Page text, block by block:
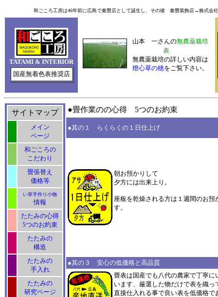
和ごころ工房は46年前に広島で秦畳店として誕生し、その後 秦畳装飾店→株式会
TATAMI & INTERIOR
国産無着色表推奨店
山本 一さんの無農薬栽培
表
無農薬栽培の詳しい内容は
燈心草の穂をご覧下さい。
サイトマップ
メイン
ページ
和ごころの
こだわり
畳張替え
価格等
い草手作り小物
情報
たたみの心得
5つのお約束
たたみの
構造
たたみの
手入れ
たたみの
研究ページ
●畳作業のの心得 5つのお約束
●其の１ らくらくの１日仕上げ
朝お預かりして
夕方には出来上り。
座板を乾燥される方は１週間のお預
す。
●其の３ 安心の低価格と高品質
畳表は国産でも八代の農家で丁寧に
います、厳選した物だけで表を織っ
直接仕入れる事で良い表を低価格で